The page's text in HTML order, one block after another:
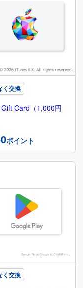
く交換
Card（1,000円
ポイント
く交換